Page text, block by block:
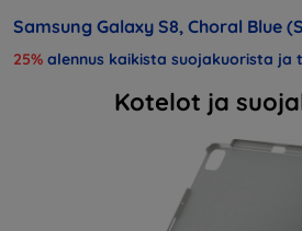
Samsung Galaxy S8, Choral Blue
25% alennus kaikista suojakuorista ja
Kotelot ja